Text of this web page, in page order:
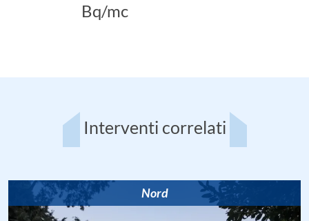
Bq/mc
Interventi correlati
Nord